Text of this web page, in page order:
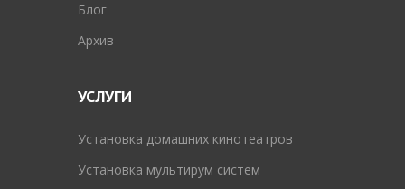
Блог
Архив
УСЛУГИ
Установка домашних кинотеатров
Установка мультирум систем